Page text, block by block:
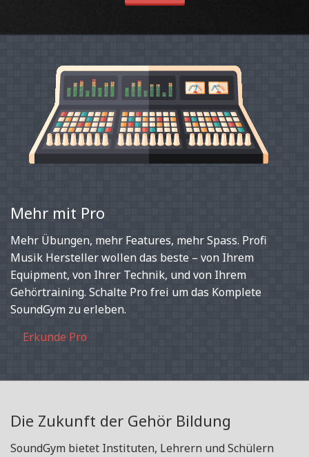
Mehr mit Pro
Mehr Übungen, mehr Features, mehr Spass. Profi
Musik Hersteller wollen das beste – von Ihrem
Equipment, von Ihrer Technik, und von Ihrem
Gehörtraining. Schalte Pro frei um das Komplete
SoundGym zu erleben.
Erkunde Pro
Die Zukunft der Gehör Bildung
SoundGym bietet Instituten, Lehrern und Schülern